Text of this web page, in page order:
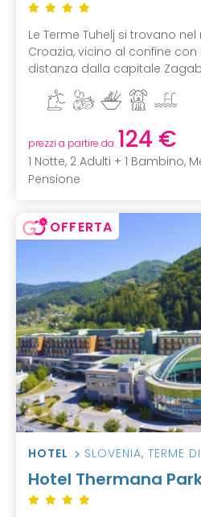
Le Terme Tuhelj si trovano
Croazia, vicino al confine
distanza dalla capitale
prezzi a partire da 124 €
1 Notte, 2 Adulti + 1 Bambino,
Pensione
OFFERTA
HOTEL SLOVENIA, TERME
Hotel Thermana